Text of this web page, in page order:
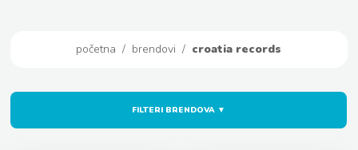
početna / brendovi / croatia records
FILTERI BRENDOVA ▼